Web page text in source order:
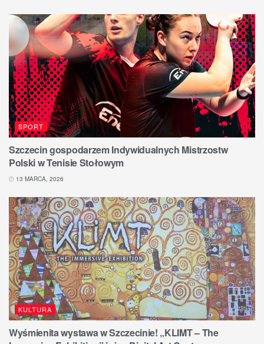
SPORT
Szczecin gospodarzem Indywidualnych Mistrzostw
Polski w Tenisie Stołowym
13 MARCA, 2026
KULTURA
Wyśmienita wystawa w Szczecinie! „KLIMT – The